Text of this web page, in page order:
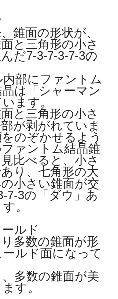
錐面の形状が、
と三角形の小さ
だ7-3-7-3-7-3の
部にファントム
は「シャーマン
ます。
と三角形の小さ
が剥がれていま
のぞかせるよう
ァントム結晶錐
比べると、小さ
り、七角形の大
小さい錐面が交
7-3の「ダウ」あ
。
ルド
多数の錐面が形
ルド面になって
多数の錐面が美
す。